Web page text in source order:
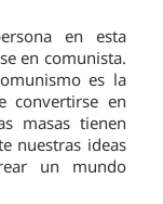
en esta
en comunista.
es la
convertirse en
masas tienen
nuestras ideas
un mundo